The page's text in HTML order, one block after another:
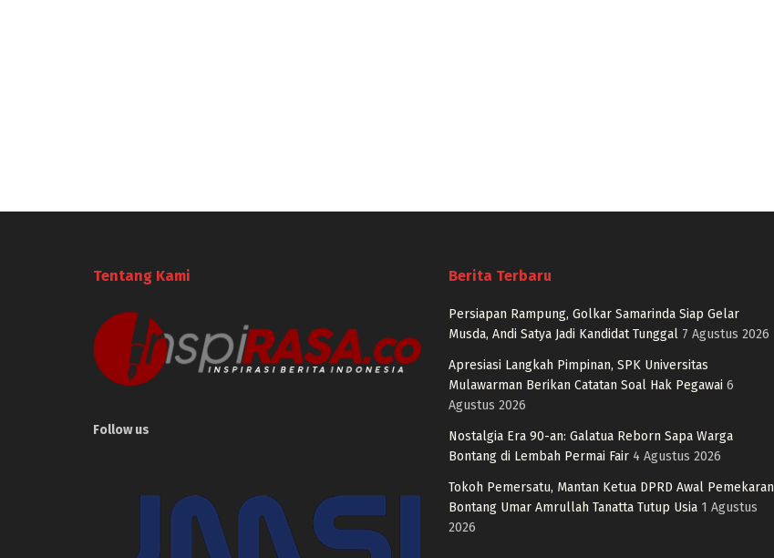
Tentang Kami
Follow us
Berita Terbaru
Persiapan Rampung, Golkar Samarinda Siap Gelar
Musda, Andi Satya Jadi Kandidat Tunggal 7 Agustus 2026
Apresiasi Langkah Pimpinan, SPK Universitas
Mulawarman Berikan Catatan Soal Hak Pegawai 6
Agustus 2026
Nostalgia Era 90-an: Galatua Reborn Sapa Warga
Bontang di Lembah Permai Fair 4 Agustus 2026
Tokoh Pemersatu, Mantan Ketua DPRD Awal Pemekaran
Bontang Umar Amrullah Tanatta Tutup Usia 1 Agustus
2026